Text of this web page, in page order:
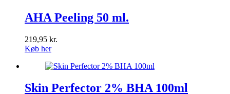
AHA Peeling 50 ml.
219,95 kr.
Køb her
Skin Perfector 2% BHA 100ml